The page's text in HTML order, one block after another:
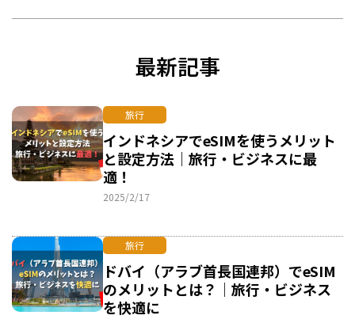
最新記事
旅行
インドネシアでeSIMを使うメリット
と設定方法｜旅行・ビジネスに最
適！
2025/2/17
旅行
ドバイ（アラブ首長国連邦）でeSIM
のメリットとは？｜旅行・ビジネス
を快適に